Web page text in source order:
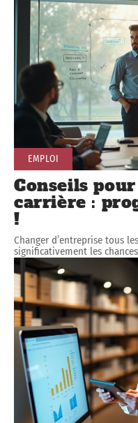
EMPLOI
Conseils
carrière :
!
Changer d’entreprise tous
significativement les